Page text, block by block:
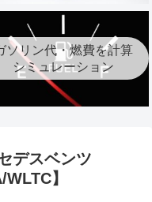
ソリン代・燃費を計算
シミュレーション
デスベンツ
】